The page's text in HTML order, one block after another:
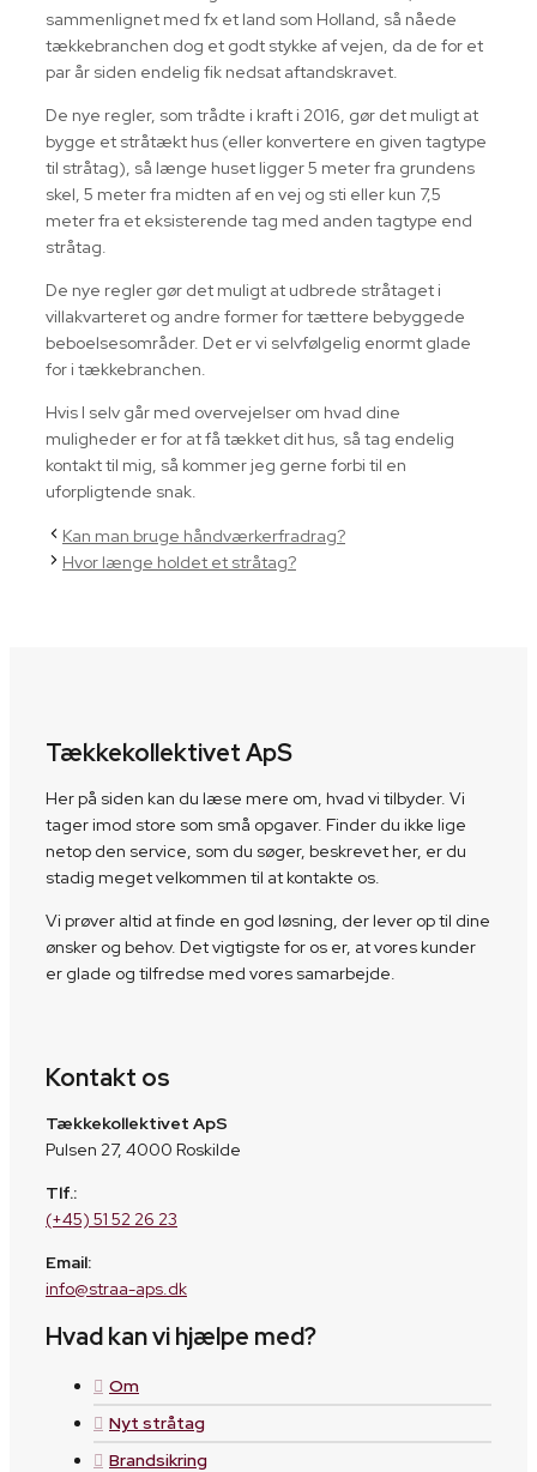
sammenlignet med fx et land som Holland, så nåede
tækkebranchen dog et godt stykke af vejen, da de for et
par år siden endelig fik nedsat aftandskravet.
De nye regler, som trådte i kraft i 2016, gør det muligt at
bygge et stråtækt hus (eller konvertere en given tagtype
til stråtag), så længe huset ligger 5 meter fra grundens
skel, 5 meter fra midten af en vej og sti eller kun 7,5
meter fra et eksisterende tag med anden tagtype end
stråtag.
De nye regler gør det muligt at udbrede stråtaget i
villakvarteret og andre former for tættere bebyggede
beboelsesområder. Det er vi selvfølgelig enormt glade
for i tækkebranchen.
Hvis I selv går med overvejelser om hvad dine
muligheder er for at få tækket dit hus, så tag endelig
kontakt til mig, så kommer jeg gerne forbi til en
uforpligtende snak.
Kan man bruge håndværkerfradrag?
Hvor længe holdet et stråtag?
Tækkekollektivet ApS
Her på siden kan du læse mere om, hvad vi tilbyder. Vi
tager imod store som små opgaver. Finder du ikke lige
netop den service, som du søger, beskrevet her, er du
stadig meget velkommen til at kontakte os.
Vi prøver altid at finde en god løsning, der lever op til dine
ønsker og behov. Det vigtigste for os er, at vores kunder
er glade og tilfredse med vores samarbejde.
Kontakt os
Tækkekollektivet ApS
Pulsen 27, 4000 Roskilde
Tlf.:
(+45) 51 52 26 23
Email:
info@straa-aps.dk
Hvad kan vi hjælpe med?
Om
Nyt stråtag
Brandsikring